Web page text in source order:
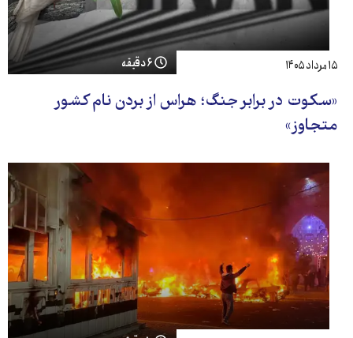
«سکوت در برابر جنگ؛ هراس از بردن نام کشور
متجاوز»
۱۵ مرداد ۱۴۰۵ ۶ دقیقه